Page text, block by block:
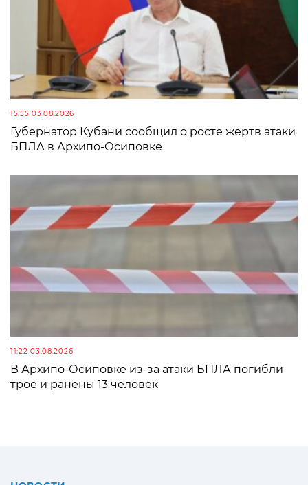
15:55 03.08.2026
Губернатор Кубани сообщил о росте жертв атаки
БПЛА в Архипо-Осиповке
11:22 03.08.2026
В Архипо-Осиповке из-за атаки БПЛА погибли
трое и ранены 13 человек